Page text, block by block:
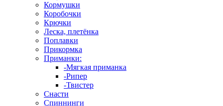
Кормушки
Коробочки
Крючки
Леска, плетёнка
Поплавки
Прикормка
Приманки:
-Мягкая приманка
-Рипер
-Твистер
Снасти
Спиннинги